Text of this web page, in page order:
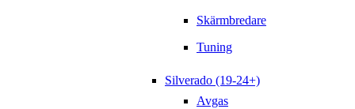
Skärmbredare
Tuning
Silverado (19-24+)
Avgas